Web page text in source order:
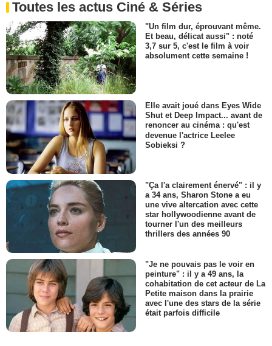
Toutes les actus Ciné & Séries
"Un film dur, éprouvant même.
Et beau, délicat aussi" : noté
3,7 sur 5, c'est le film à voir
absolument cette semaine !
Elle avait joué dans Eyes Wide
Shut et Deep Impact... avant de
renoncer au cinéma : qu'est
devenue l'actrice Leelee
Sobieksi ?
"Ça l'a clairement énervé" : il y
a 34 ans, Sharon Stone a eu
une vive altercation avec cette
star hollywoodienne avant de
tourner l'un des meilleurs
thrillers des années 90
"Je ne pouvais pas le voir en
peinture" : il y a 49 ans, la
cohabitation de cet acteur de La
Petite maison dans la prairie
avec l'une des stars de la série
était parfois difficile